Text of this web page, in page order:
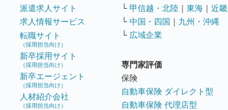
派遣求人サイト
求人情報サービス
転職サイト
（採用担当向け）
新卒採用サイト
（採用担当向け）
新卒エージェント
（採用担当向け）
人材紹介会社
（採用担当向け）
└ 甲信越・北陸 ｜ 東海 ｜ 近畿
└ 中国・四国 ｜ 九州・沖縄
└ 広域企業
専門家評価
保険
自動車保険 ダイレクト型
自動車保険 代理店型